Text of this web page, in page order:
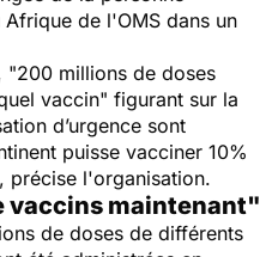
de l'OMS dans un
"200 millions de doses
vaccin" figurant sur la
d’urgence sont
puisse vacciner 10%
, précise l'organisation.
vaccins maintenant"
de doses de différents